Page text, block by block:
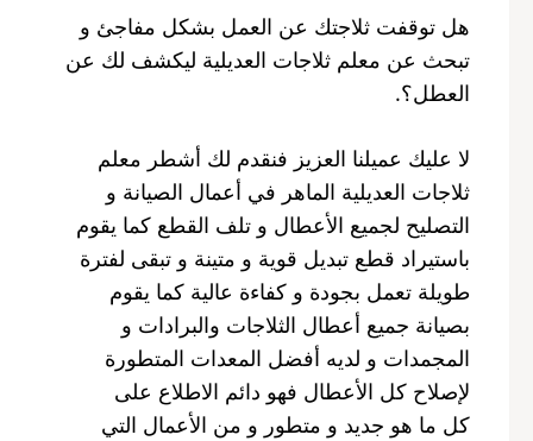
هل توقفت ثلاجتك عن العمل بشكل مفاجئ و
تبحث عن معلم ثلاجات العديلية ليكشف لك عن
العطل؟.
لا عليك عميلنا العزيز فنقدم لك أشطر معلم
ثلاجات العديلية الماهر في أعمال الصيانة و
التصليح لجميع الأعطال و تلف القطع كما يقوم
باستيراد قطع تبديل قوية و متينة و تبقى لفترة
طويلة تعمل بجودة و كفاءة عالية كما يقوم
بصيانة جميع أعطال الثلاجات والبرادات و
المجمدات و لديه أفضل المعدات المتطورة
لإصلاح كل الأعطال فهو دائم الاطلاع على
كل ما هو جديد و متطور و من الأعمال التي